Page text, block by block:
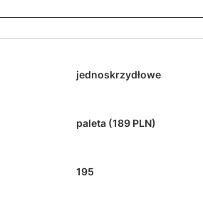
jednoskrzydłowe
paleta (189 PLN)
195